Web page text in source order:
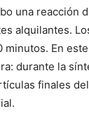
una reacción
alquilantes.
En
durante la
finales